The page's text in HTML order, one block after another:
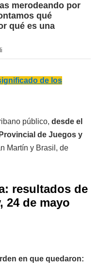
merodeando por
qué
qué es una
de los
público, desde el
de Juegos y
Martín y Brasil, de
resultados de
24 de mayo
en que quedaron: